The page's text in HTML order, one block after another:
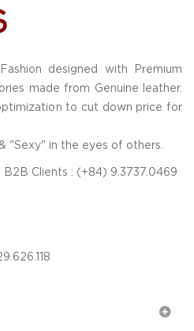
designed with Premium
made from Genuine leather.
to cut down price for
"Sexy" in the eyes of others.
B2B Clients : (+84) 9.3737.0469